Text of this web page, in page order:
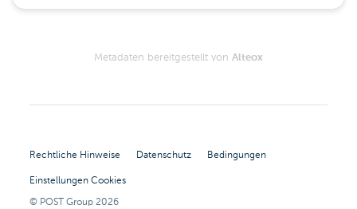
Metadaten bereitgestellt von Alteox
Rechtliche Hinweise Datenschutz Bedingungen
Einstellungen Cookies
© POST Group2026